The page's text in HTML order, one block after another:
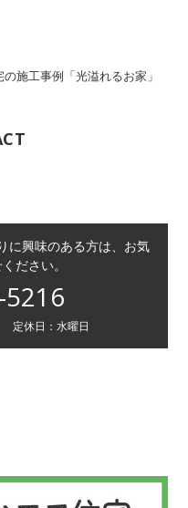
施工事例「光溢れるお家」
に興味のある方は、お気
ださい。
定休日：水曜日